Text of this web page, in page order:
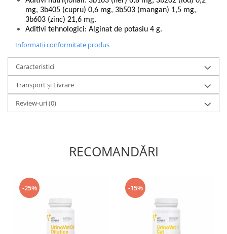
mg, 3b405 (cupru) 0,6 mg, 3b503 (mangan) 1,5 mg,
3b603 (zinc) 21,6 mg.
Aditivi tehnologici: Alginat de potasiu 4 g.
Informatii conformitate produs
Caracteristici
Transport și Livrare
Review-uri(0)
RECOMANDĂRI
-25% -15%